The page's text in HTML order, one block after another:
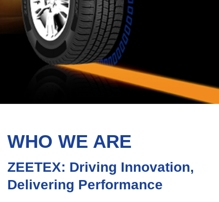
WHO WE ARE
ZEETEX: Driving Innovation,
Delivering Performance